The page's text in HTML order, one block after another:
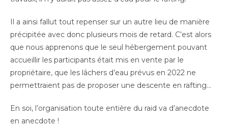
Il a ainsi fallut tout repenser sur un autre lieu de manière
précipitée avec donc plusieurs mois de retard. C’est alors
que nous apprenons que le seul hébergement pouvant
accueillir les participants était mis en vente par le
propriétaire, que les lâchers d’eau prévus en 2022 ne
permettraient pas de proposer une descente en rafting…
En soi, l’organisation toute entière du raid va d’anecdote
en anecdote !